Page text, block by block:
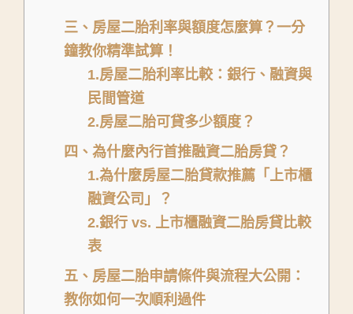
三、房屋二胎利率與額度怎麼算？一分
鐘教你精準試算！
1.房屋二胎利率比較：銀行、融資與
民間管道
2.房屋二胎可貸多少額度？
四、為什麼內行首推融資二胎房貸？
1.為什麼房屋二胎貸款推薦「上市櫃
融資公司」？
2.銀行 vs. 上市櫃融資二胎房貸比較
表
五、房屋二胎申請條件與流程大公開：
教你如何一次順利過件